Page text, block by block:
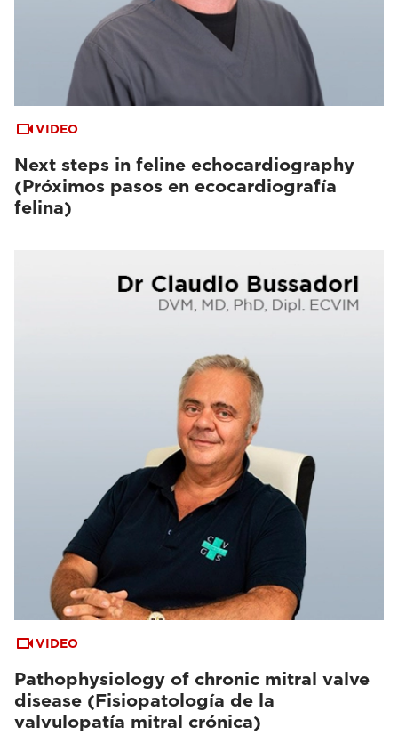
VIDEO
Next steps in feline echocardiography
(Próximos pasos en ecocardiografía
felina)
VIDEO
Pathophysiology of chronic mitral valve
disease (Fisiopatología de la
valvulopatía mitral crónica)